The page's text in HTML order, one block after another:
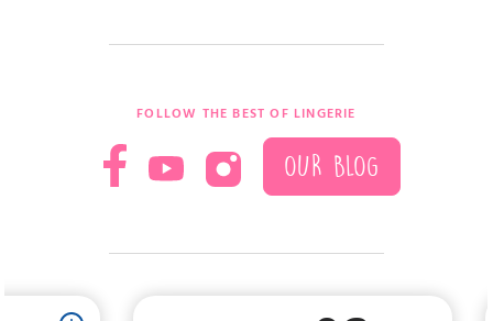
FOLLOW THE BEST OF LINGERIE
OUR BLOG